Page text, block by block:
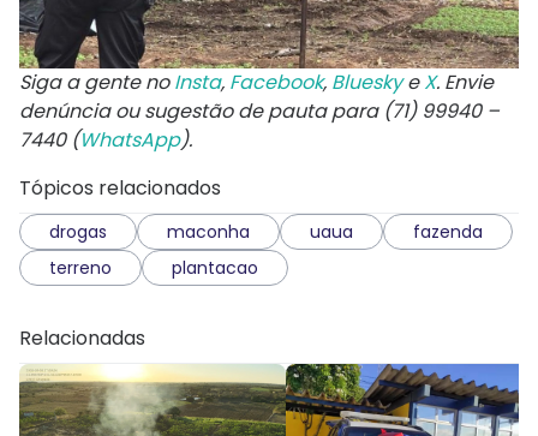
Siga a gente noInsta, Facebook, BlueskyeX. Envie
denúncia ou sugestão de pauta para (71) 99940 –
7440 (WhatsApp).
Tópicos relacionados
drogas maconha uaua
fazenda
terreno
plantacao
Relacionadas